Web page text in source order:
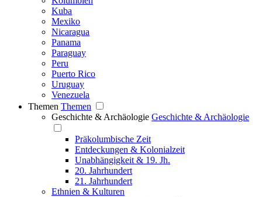
Kuba
Mexiko
Nicaragua
Panama
Paraguay
Peru
Puerto Rico
Uruguay
Venezuela
Themen Themen
Geschichte & Archäologie Geschichte & Archäologie
Präkolumbische Zeit
Entdeckungen & Kolonialzeit
Unabhängigkeit & 19. Jh.
20. Jahrhundert
21. Jahrhundert
Ethnien & Kulturen